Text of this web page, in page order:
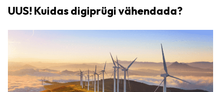
UUS! Kuidas digiprügi vähendada?